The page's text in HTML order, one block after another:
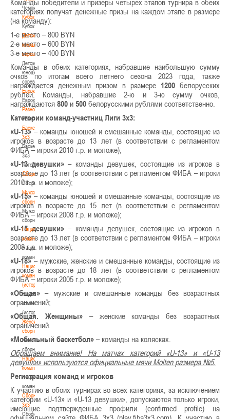
Чемпионат
Кубок
Кубок
Детско-
юношеские
соревнования
Детско-
юношеские
соревнования
Еврокубки
Еврокубки
Разное
Разное
Баскетбол
3х3
Баскетбол
3х3
Лого[modid=121]
Сборные
Сборные
Мужские
сборные
Мужские
сборные
Национальная
команда
Национальная
команда
Национальная
команда
(история)
Национальная
команда
(история)
Женские
сборные
Женские
сборные
Национальная
команда
Национальная
команда
Сборные
3х3
Сборные
категориях получат денежные призы на каждом этапе в размере
(на команду):
1-е место – 800 BYN
2-е место – 600 BYN
3-е место – 400 BYN
Команды в обеих категориях, набравшие наибольшую сумму
очков по итогам всего летнего сезона 2023 года, также
награждается денежным призом в размере 1200 белорусских
рублей. Команды, набравшие 2-ю и 3-ю сумму очков,
награждаются 800 и 500 белорусскими рублями соответственно.
Категории команд-участниц Лиги 3х3:
«U-13»– команды юношей и смешанные команды, состоящие из
игроков в возрасте до 13 лет (в соответствии с регламентом
ФИБА – игроки 2010 г.р. и моложе);
«U-13 девушки»– команды девушек, состоящие из игроков в
возрасте до 13 лет (в соответствии с регламентом ФИБА – игроки
2010 г.р. и моложе);
«U-15»– команды юношей и смешанные команды, состоящие из
игроков в возрасте до 15 лет (в соответствии с регламентом
ФИБА – игроки 2008 г.р. и моложе);
«U-15 девушки»– команды девушек, состоящие из игроков в
возрасте до 13 лет (в соответствии с регламентом ФИБА – игроки
2008 г.р. и моложе);
«U-18»– мужские, женские и смешанные команды, состоящие из
игроков в возрасте до 18 лет (в соответствии с регламентом
ФИБА – игроки 2005 г.р. и моложе);
«Общая» – мужские и смешанные команды без возрастных
ограничений;
«Общая. Женщины»– женские команды без возрастных
ограничений.
«Мобильный баскетбол» – команды на колясках.
Обращаем внимание! На матчах категорий «U-13» и «U-13
девушки» используются официальные мячи Molten размера №5.
Регистрация команд и игроков
К участию в обоих турнирах во всех категориях, за исключением
категории «U-13» и «U-13 девушки», допускаются только игроки,
имеющие подтвержденные профили (confirmed profile) на